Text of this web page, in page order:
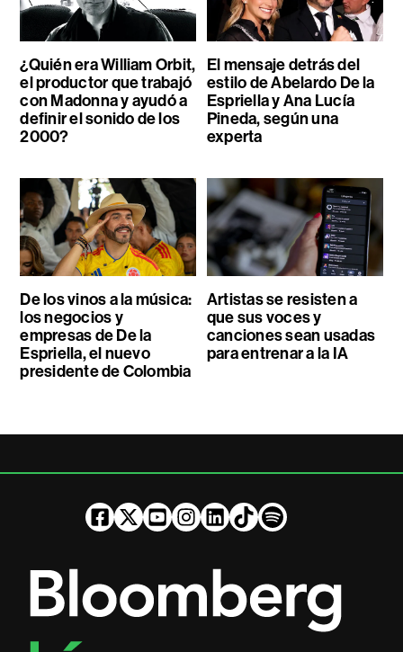
¿Quién era William Orbit,
el productor que trabajó
con Madonna y ayudó a
definir el sonido de los
2000?
El mensaje detrás del
estilo de Abelardo De la
Espriella y Ana Lucía
Pineda, según una
experta
De los vinos a la música:
los negocios y
empresas de De la
Espriella, el nuevo
presidente de Colombia
Artistas se resisten a
que sus voces y
canciones sean usadas
para entrenar a la IA